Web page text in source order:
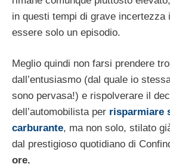
in questi tempi di grave
essere solo un episodio.
Meglio quindi non farsi prendere
dall’entusiasmo (dal quale io
sono pervasa!) e rispolverare il
dell’automobilista per risparmiare
carburante, ma non solo, stilato
dal prestigioso quotidiano di
ore.